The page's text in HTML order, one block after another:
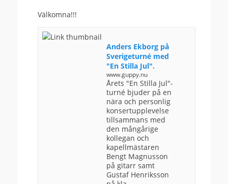
Välkomna!!!
Anders Ekborg på
Sverigeturné med
"En Stilla Jul".
www.guppy.nu
Årets "En Stilla Jul"-
turné bjuder på en
nära och personlig
konsertupplevelse
tillsammans med
den mångårige
kollegan och
kapellmästaren
Bengt Magnusson
på gitarr samt
Gustaf Henriksson